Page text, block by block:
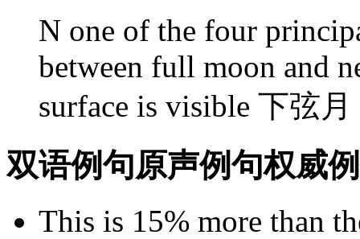
N one of the four
between full moon and
surface is visible 下弦
双语例句原声例句权威
This is 15% more than